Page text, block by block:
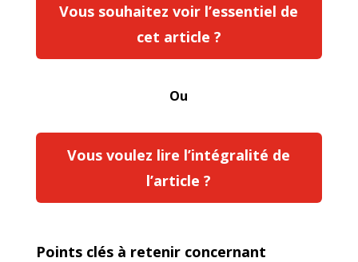
Vous souhaitez voir l’essentiel de
cet article ?
Ou
Vous voulez lire l’intégralité de
l’article ?
Points clés à retenir concernant